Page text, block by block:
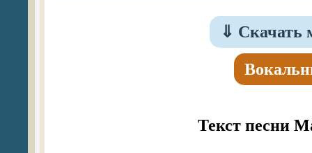
⇓ Скачать
Текст песни